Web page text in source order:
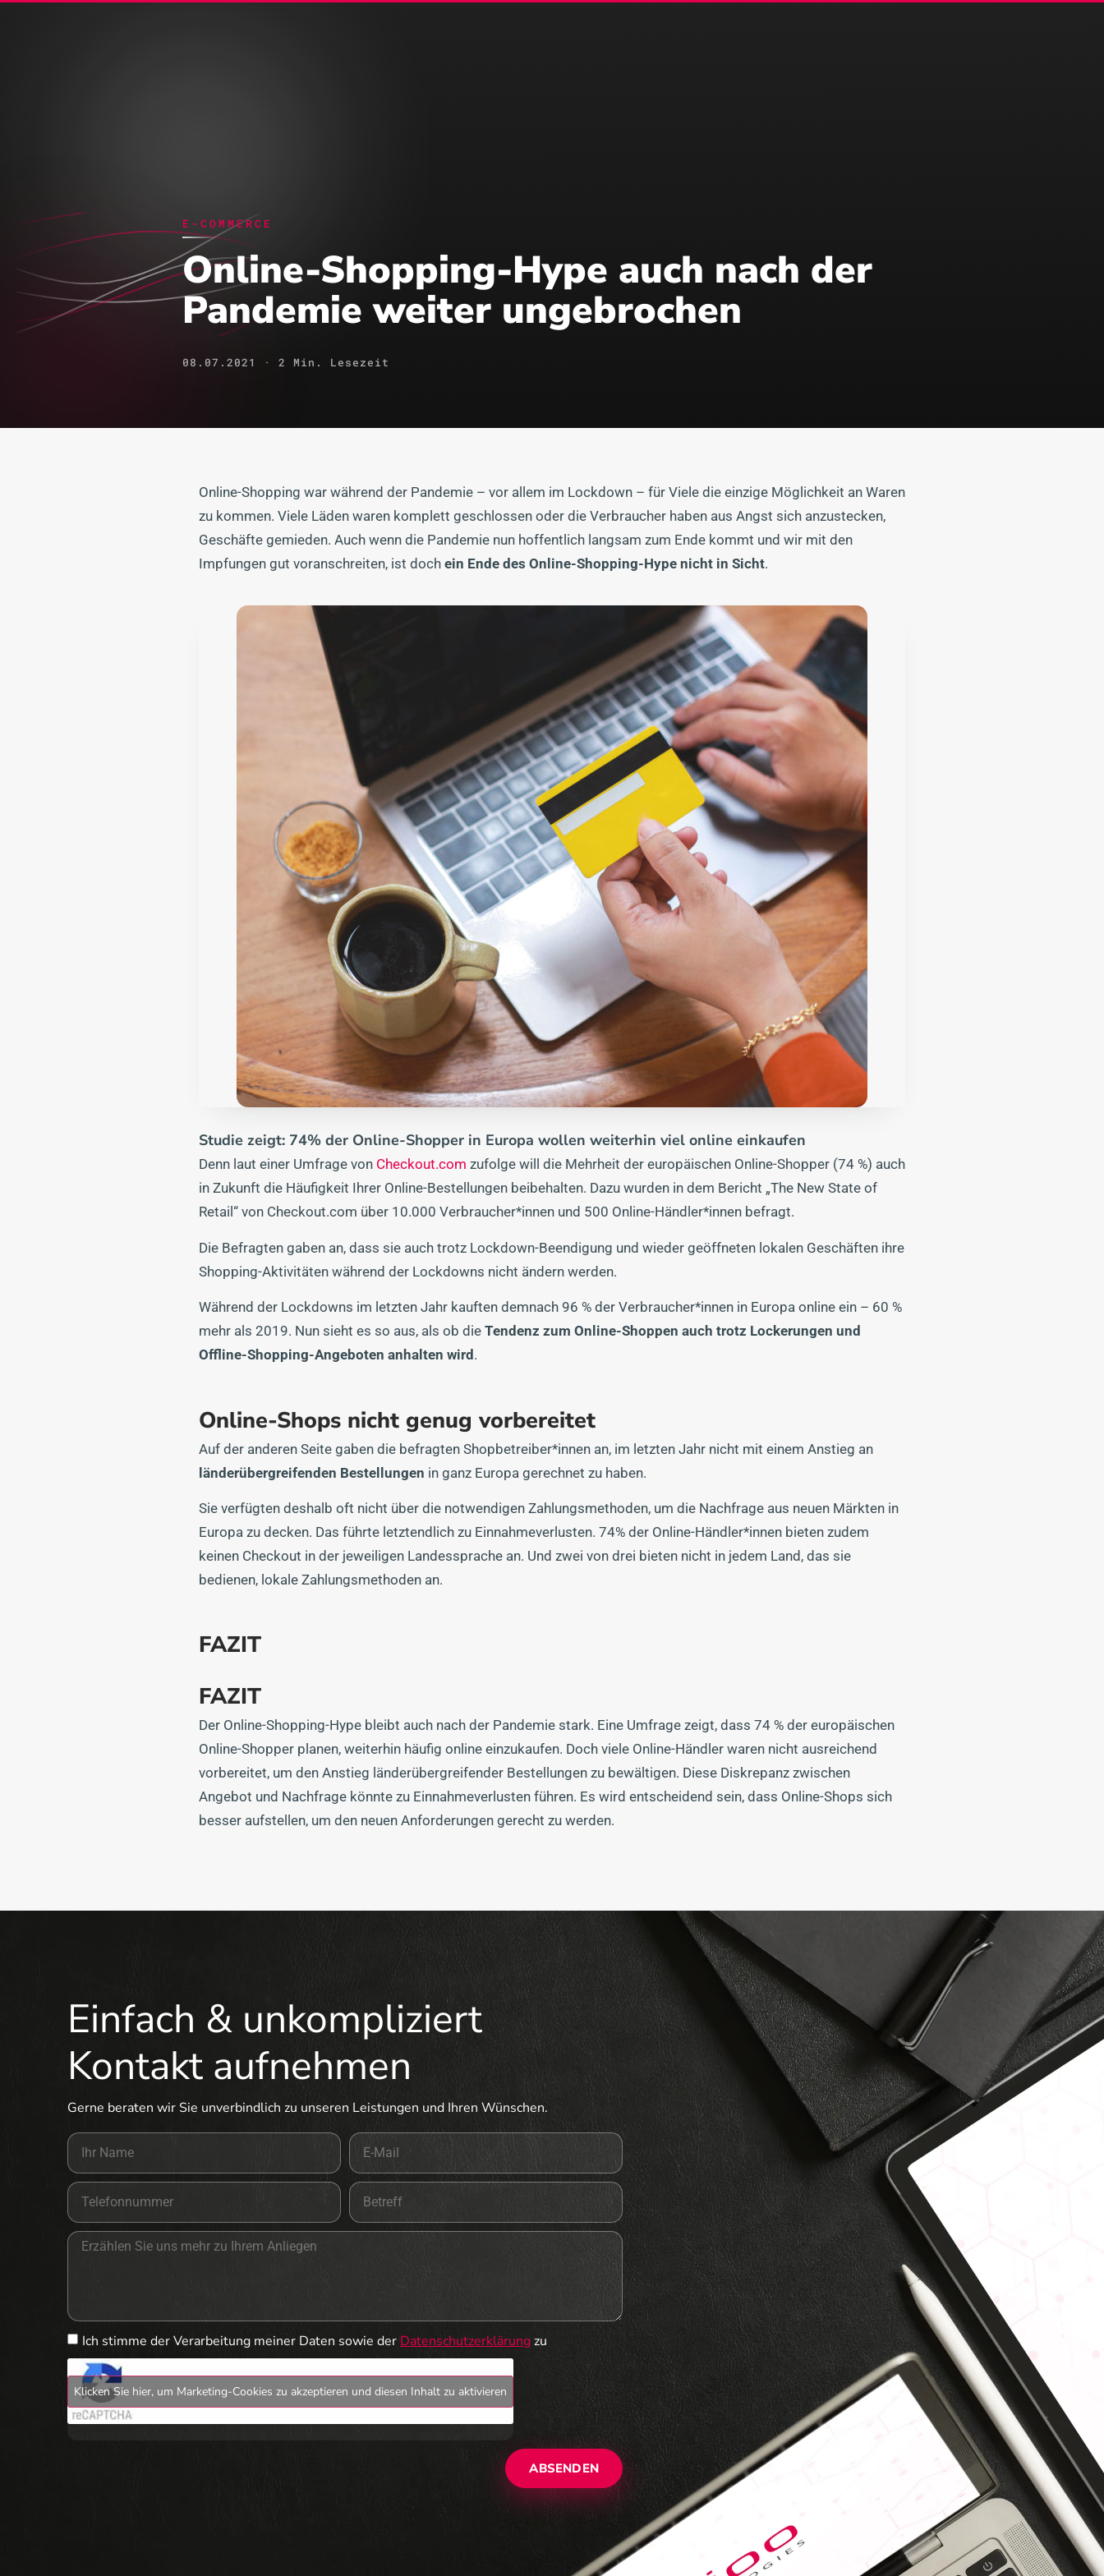
E-COMMERCE
Online-Shopping-Hype auch nach der
Pandemie weiter ungebrochen
08.07.2021 · 2 Min. Lesezeit
Online-Shopping war während der Pandemie – vor allem im Lockdown – für Viele die einzige Möglichkeit an Waren
zu kommen. Viele Läden waren komplett geschlossen oder die Verbraucher haben aus Angst sich anzustecken,
Geschäfte gemieden. Auch wenn die Pandemie nun hoffentlich langsam zum Ende kommt und wir mit den
Impfungen gut voranschreiten, ist doch ein Ende des Online-Shopping-Hype nicht in Sicht.
Studie zeigt: 74% der Online-Shopper in Europa wollen weiterhin viel online einkaufen
Denn laut einer Umfrage von Checkout.com zufolge will die Mehrheit der europäischen Online-Shopper (74 %) auch
in Zukunft die Häufigkeit Ihrer Online-Bestellungen beibehalten. Dazu wurden in dem Bericht „The New State of
Retail“ von Checkout.com über 10.000 Verbraucher*innen und 500 Online-Händler*innen befragt.
Die Befragten gaben an, dass sie auch trotz Lockdown-Beendigung und wieder geöffneten lokalen Geschäften ihre
Shopping-Aktivitäten während der Lockdowns nicht ändern werden.
Während der Lockdowns im letzten Jahr kauften demnach 96 % der Verbraucher*innen in Europa online ein – 60 %
mehr als 2019. Nun sieht es so aus, als ob die Tendenz zum Online-Shoppen auch trotz Lockerungen und
Offline-Shopping-Angeboten anhalten wird .
Online-Shops nicht genug vorbereitet
Auf der anderen Seite gaben die befragten Shopbetreiber*innen an, im letzten Jahr nicht mit einem Anstieg an
länderübergreifenden Bestellungen in ganz Europa gerechnet zu haben.
Sie verfügten deshalb oft nicht über die notwendigen Zahlungsmethoden, um die Nachfrage aus neuen Märkten in
Europa zu decken. Das führte letztendlich zu Einnahmeverlusten. 74% der Online-Händler*innen bieten zudem
keinen Checkout in der jeweiligen Landessprache an. Und zwei von drei bieten nicht in jedem Land, das sie
bedienen, lokale Zahlungsmethoden an.
FAZIT
FAZIT
Der Online-Shopping-Hype bleibt auch nach der Pandemie stark. Eine Umfrage zeigt, dass 74 % der europäischen
Online-Shopper planen, weiterhin häufig online einzukaufen. Doch viele Online-Händler waren nicht ausreichend
vorbereitet, um den Anstieg länderübergreifender Bestellungen zu bewältigen. Diese Diskrepanz zwischen
Angebot und Nachfrage könnte zu Einnahmeverlusten führen. Es wird entscheidend sein, dass Online-Shops sich
besser aufstellen, um den neuen Anforderungen gerecht zu werden.
Einfach & unkompliziert
Kontakt aufnehmen
Gerne beraten wir Sie unverbindlich zu unseren Leistungen und Ihren Wünschen.
Ich stimme der Verarbeitung meiner Daten sowie der Datenschutzerklärungzu
Klicken Sie hier, um Marketing-Cookies zu akzeptieren und diesen Inhalt zu aktivieren
ABSENDEN